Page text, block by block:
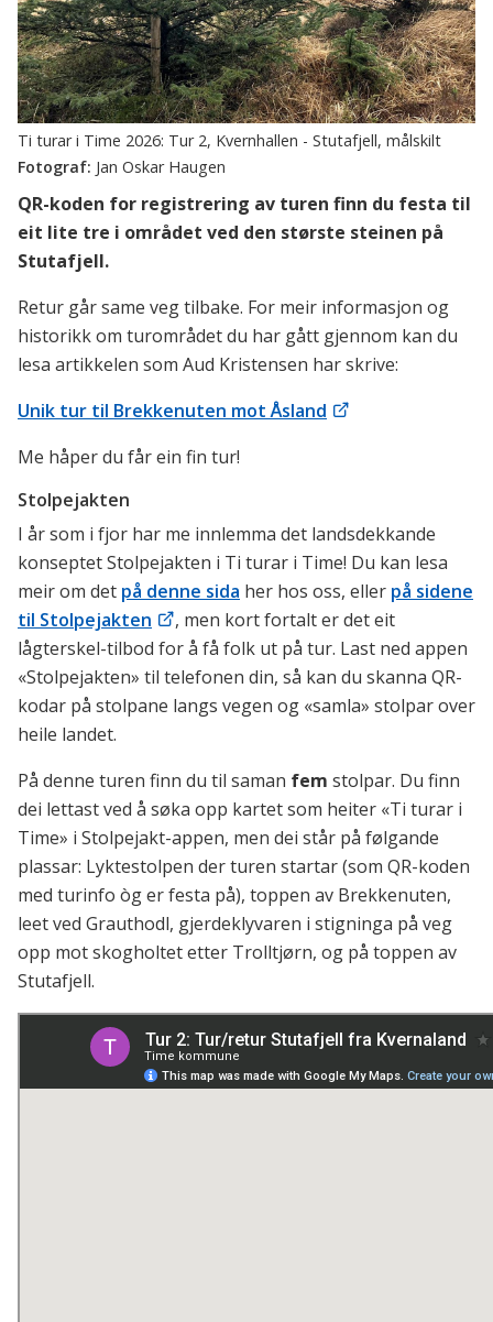
Ti turar i Time 2026: Tur 2, Kvernhallen - Stutafjell, målskilt
Jan Oskar Haugen
QR-koden for registrering av turen finn du festa til
eit lite tre i området ved den største steinen på
Stutafjell.
Retur går same veg tilbake. For meir informasjon og
historikk om turområdet du har gått gjennom kan du
lesa artikkelen som Aud Kristensen har skrive:
Unik tur til Brekkenuten mot Åsland
Me håper du får ein fin tur!
Stolpejakten
I år som i fjor har me innlemma det landsdekkande
konseptet Stolpejakten i Ti turar i Time! Du kan lesa
meir om det på denne sida her hos oss, eller på sidene
til Stolpejakten
, men kort fortalt er det eit
lågterskel-tilbod for å få folk ut på tur. Last ned appen
«Stolpejakten» til telefonen din, så kan du skanna QR-
kodar på stolpane langs vegen og «samla» stolpar over
heile landet.
På denne turen finn du til saman fem stolpar. Du finn
dei lettast ved å søka opp kartet som heiter «Ti turar i
Time» i Stolpejakt-appen, men dei står på følgande
plassar: Lyktestolpen der turen startar (som QR-koden
med turinfo òg er festa på), toppen av Brekkenuten,
leet ved Grauthodl, gjerdeklyvaren i stigninga på veg
opp mot skogholtet etter Trolltjørn, og på toppen av
Stutafjell.